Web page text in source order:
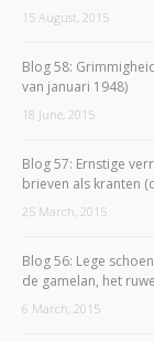
15 August, 2015
Blog 58:
van januari 1948)
18 June, 2015
Blog 57: Ernstige
brieven als kranten
25 March, 2015
Blog 56: Lege
de gamelan, het
6 March, 2015